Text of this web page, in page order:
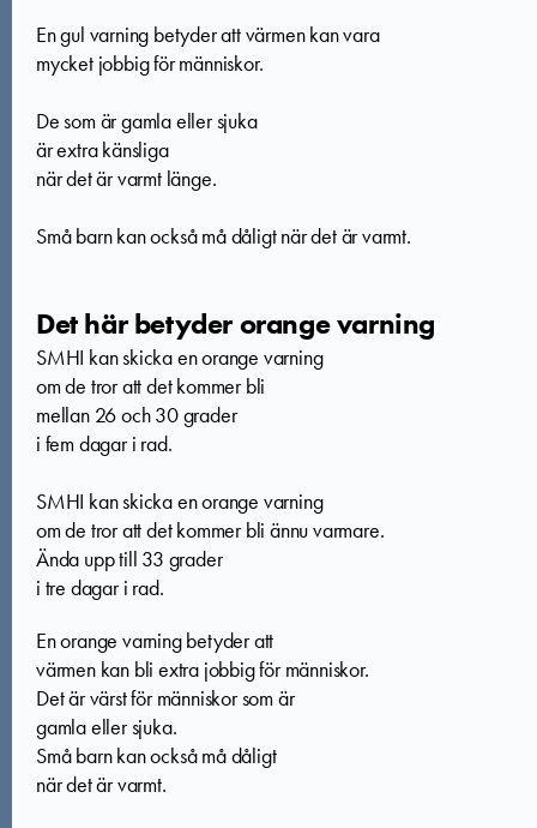
En gul varning betyder att värmen kan vara
mycket jobbig för människor.
De som är gamla eller sjuka
är extra känsliga
när det är varmt länge.
Små barn kan också må dåligt när det är varmt.
Det här betyder orange varning
SMHI kan skicka en orange varning
om de tror att det kommer bli
mellan 26 och 30 grader
i fem dagar i rad.
SMHI kan skicka en orange varning
om de tror att det kommer bli ännu varmare.
Ända upp till 33 grader
i tre dagar i rad.
En orange varning betyder att
värmen kan bli extra jobbig för människor.
Det är värst för människor som är
gamla eller sjuka.
Små barn kan också må dåligt
när det är varmt.